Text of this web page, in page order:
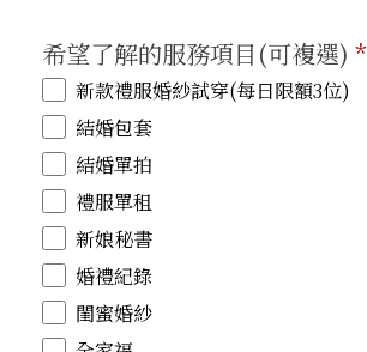
希望了解的服務項目(可複選) *
新款禮服婚紗試穿(每日限額3位)
結婚包套
結婚單拍
禮服單租
新娘秘書
婚禮紀錄
閨蜜婚紗